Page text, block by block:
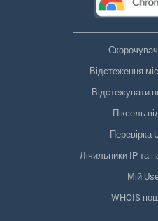
Відстеження
Відстежувати
Піксель
Перевірка
Лічильники IP та
Мій
WHOIS